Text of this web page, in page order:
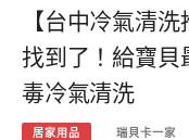
【台中冷氣清
找到了！給寶貝
毒冷氣清洗
居家用品 瑞貝卡一家